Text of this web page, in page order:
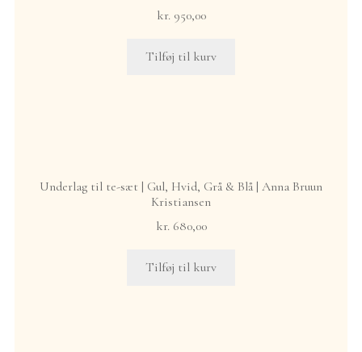
kr.950,00
Tilføj til kurv
Underlag til te-sæt | Gul, Hvid, Grå & Blå | Anna Bruun
Kristiansen
kr.680,00
Tilføj til kurv